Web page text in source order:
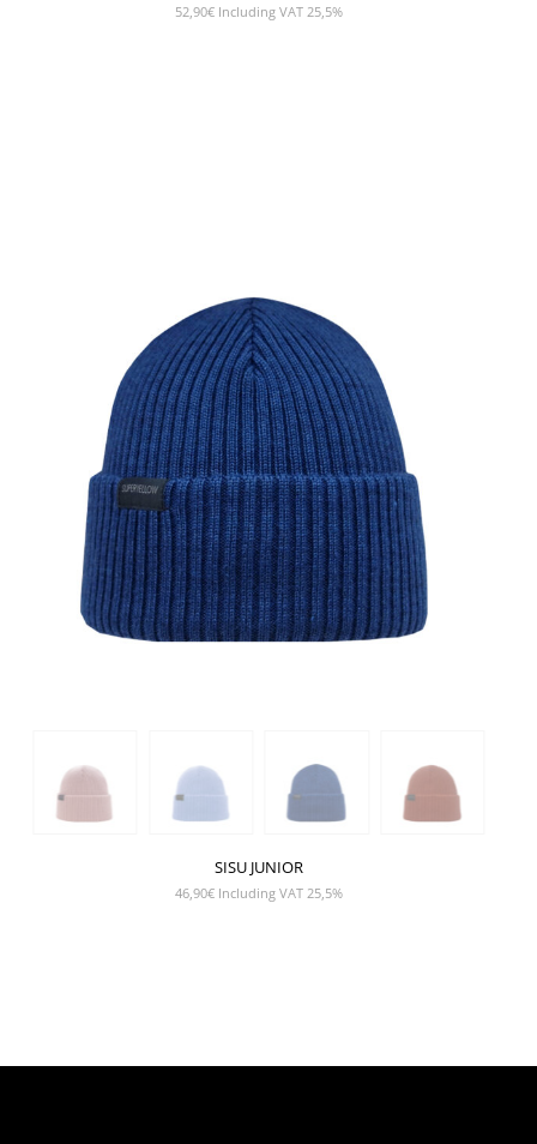
52,90€ Including VAT 25,5%
SISU JUNIOR
46,90€ Including VAT 25,5%